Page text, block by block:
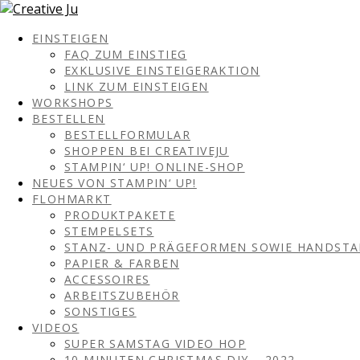
EINSTEIGEN
FAQ ZUM EINSTIEG
EXKLUSIVE EINSTEIGERAKTION
LINK ZUM EINSTEIGEN
WORKSHOPS
BESTELLEN
BESTELLFORMULAR
SHOPPEN BEI CREATIVEJU
STAMPIN‘ UP! ONLINE-SHOP
NEUES VON STAMPIN‘ UP!
FLOHMARKT
PRODUKTPAKETE
STEMPELSETS
STANZ- UND PRÄGEFORMEN SOWIE
PAPIER & FARBEN
ACCESSOIRES
ARBEITSZUBEHÖR
SONSTIGES
VIDEOS
SUPER SAMSTAG VIDEO HOP